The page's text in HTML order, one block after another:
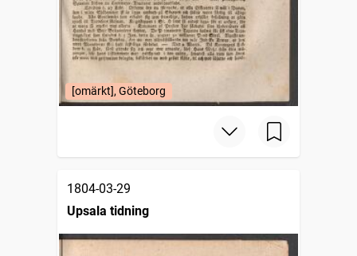
[omärkt], Göteborg
1804-03-29
Upsala tidning